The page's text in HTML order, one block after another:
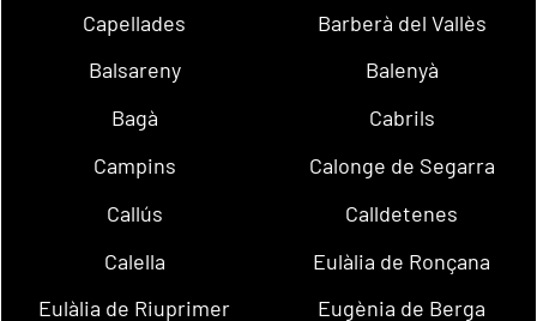
Capellades
Barberà del Vallès
Balsareny
Balenyà
Bagà
Cabrils
Campins
Calonge de Segarra
Callús
Calldetenes
Calella
Eulàlia de Ronçana
Eulàlia de Riuprimer
Eugènia de Berga